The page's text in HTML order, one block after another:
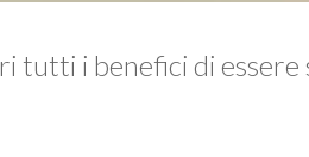
tutti i benefici di